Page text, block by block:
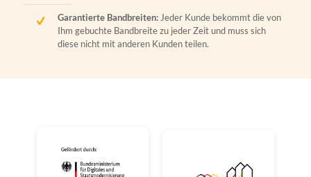
Garantierte Bandbreiten: Jeder Kunde bekommt die von
Ihm gebuchte Bandbreite zu jeder Zeit und muss sich
diese nicht mit anderen Kunden teilen.